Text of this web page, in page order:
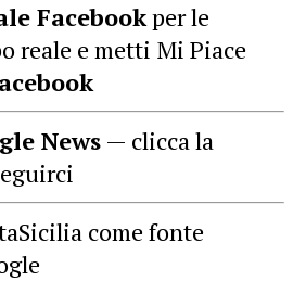
Facebookper le
reale e metti Mi Piace
News — clicca la
come fonte